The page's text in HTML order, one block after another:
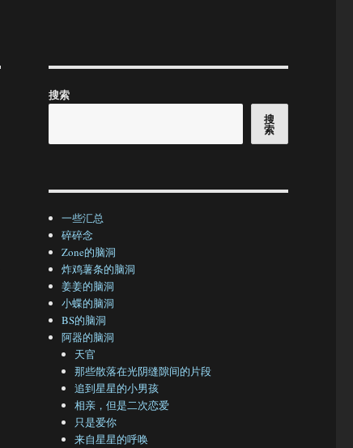
搜索
搜
索
一些汇总
碎碎念
Zone的脑洞
炸鸡薯条的脑洞
姜姜的脑洞
小蝶的脑洞
BS的脑洞
阿器的脑洞
天官
那些散落在光阴缝隙间的片段
追到星星的小男孩
相亲，但是二次恋爱
只是爱你
来自星星的呼唤